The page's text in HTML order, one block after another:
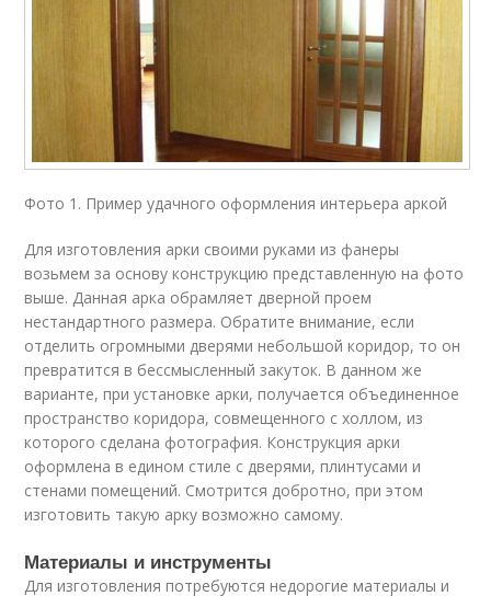
Фото 1. Пример удачного оформления интерьера аркой
Для изготовления арки своими руками из фанеры
возьмем за основу конструкцию представленную на фото
выше. Данная арка обрамляет дверной проем
нестандартного размера. Обратите внимание, если
отделить огромными дверями небольшой коридор, то он
превратится в бессмысленный закуток. В данном же
варианте, при установке арки, получается объединенное
пространство коридора, совмещенного с холлом, из
которого сделана фотография. Конструкция арки
оформлена в едином стиле с дверями, плинтусами и
стенами помещений. Смотрится добротно, при этом
изготовить такую арку возможно самому.
Материалы и инструменты
Для изготовления потребуются недорогие материалы и